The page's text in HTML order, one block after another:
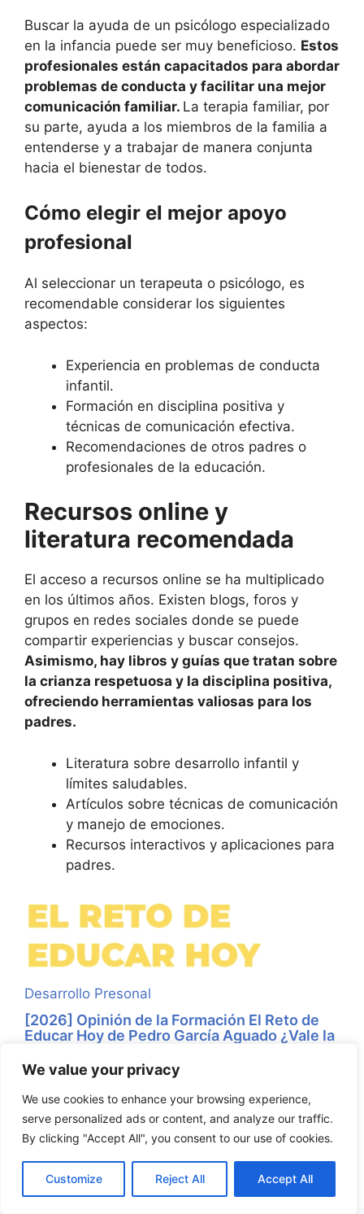
We value your privacy
We use cookies to enhance your browsing experience,
serve personalized ads or content, and analyze our traffic.
By clicking "Accept All", you consent to our use of cookies.
Customize Reject All Accept All
Buscar la ayuda de un psicólogo especializado
en la infancia puede ser muy beneficioso. Estos
profesionales están capacitados para abordar
problemas de conducta y facilitar una mejor
comunicación familiar. La terapia familiar, por
su parte, ayuda a los miembros de la familia a
entenderse y a trabajar de manera conjunta
hacia el bienestar de todos.
Cómo elegir el mejor apoyo
profesional
Al seleccionar un terapeuta o psicólogo, es
recomendable considerar los siguientes
aspectos:
Experiencia en problemas de conducta
infantil.
Formación en disciplina positiva y
técnicas de comunicación efectiva.
Recomendaciones de otros padres o
profesionales de la educación.
Recursos online y
literatura recomendada
El acceso a recursos online se ha multiplicado
en los últimos años. Existen blogs, foros y
grupos en redes sociales donde se puede
compartir experiencias y buscar consejos.
Asimismo, hay libros y guías que tratan sobre
la crianza respetuosa y la disciplina positiva,
ofreciendo herramientas valiosas para los
padres.
Literatura sobre desarrollo infantil y
límites saludables.
Artículos sobre técnicas de comunicación
y manejo de emociones.
Recursos interactivos y aplicaciones para
padres.
Desarrollo Presonal
[2026] Opinión de la Formación El Reto de
Educar Hoy de Pedro García Aguado ¿Vale la
Actualizado para 2026 ¿Qué es un árbol? ¿Es la
sombra que nos da en verano? ¿Es la madera
que enciende ...
Leer Más